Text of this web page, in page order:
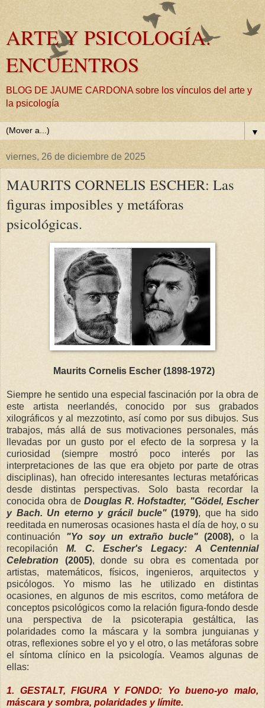
ARTE Y PSICOLOGÍA.
ENCUENTROS
BLOG DE JAUME CARDONA sobre los vínculos del arte y
la psicología
▼
viernes, 26 de diciembre de 2025
MAURITS CORNELIS ESCHER: Las
figuras imposibles y metáforas
psicológicas.
Maurits Cornelis Escher (1898-1972)
Siempre he sentido una especial fascinación por la obra de
este artista neerlandés, conocido por sus grabados
xilográficos y al mezzotinto, así como por sus dibujos. Sus
trabajos, más allá de sus motivaciones personales, más
llevadas por un gusto por el efecto de la sorpresa y la
curiosidad (siempre mostró poco interés por las
interpretaciones de las que era objeto por parte de otras
disciplinas), han ofrecido interesantes lecturas metafóricas
desde distintas perspectivas. Solo basta recordar la
conocida obra de Douglas R. Hofstadter, "Gödel, Escher
y Bach. Un eterno y grácil bucle" (1979), que ha sido
reeditada en numerosas ocasiones hasta el día de hoy, o su
continuación "Yo soy un extraño bucle" (2008), o la
recopilaciónM. C. Escher's Legacy: A Centennial
Celebration (2005), donde su obra es comentada por
artistas, matemáticos, físicos, ingenieros, arquitectos y
psicólogos. Yo mismo las he utilizado en distintas
ocasiones, en algunos de mis escritos, como metáfora de
conceptos psicológicos como la relación figura-fondo desde
una perspectiva de la psicoterapia gestáltica, las
polaridades como la máscara y la sombra junguianas y
otras, reflexiones sobre el yo y el otro, o las metáforas sobre
el síntoma clínico en la psicología. Veamos algunas de
ellas:
1. GESTALT, FIGURA Y FONDO: Yo bueno-yo malo,
máscara y sombra, polaridades y límite.